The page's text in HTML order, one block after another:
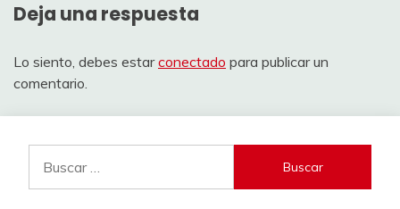
Deja una respuesta
Lo siento, debes estarconectado para publicar un
comentario.